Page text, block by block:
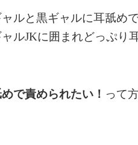
ルと黒ギャルに耳舐め
ルJKに囲まれどっぷり
で責められたい！ って